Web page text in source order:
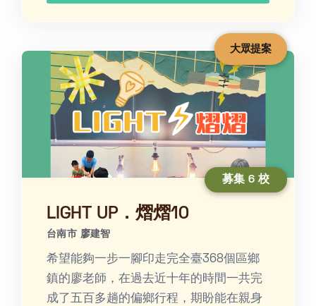
大眾提案
募集 6 校
LIGHT UP．熠熠10
台南市 廖建智
希望能夠一步一腳印走完全臺368個區鄉
鎮的廖老師，在過去近十年的時間一共完
成了五百多趟的偏鄉行程，期盼能在親身